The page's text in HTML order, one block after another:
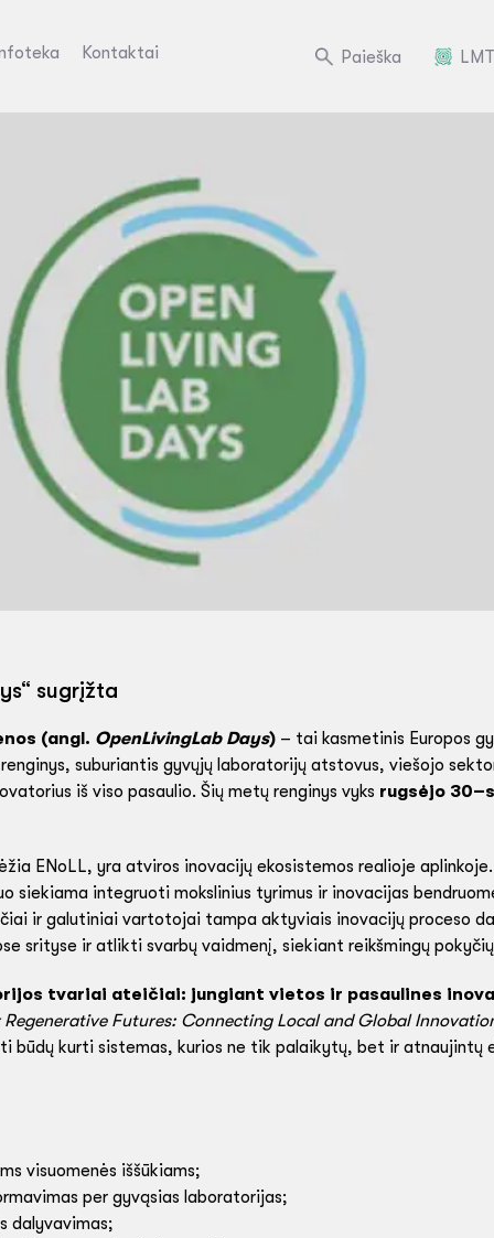
Kontaktai Paieška LMT
sugrįžta
(angl. OpenLivingLab Days) – tai kasmetinis Europos
suburiantis gyvųjų laboratorijų atstovus, viešojo
iš viso pasaulio. Šių metų renginys vyks rugsėjo
ENoLL, yra atviros inovacijų ekosistemos realioje
siekiama integruoti mokslinius tyrimus ir inovacijas
ir galutiniai vartotojai tampa aktyviais inovacijų proceso
srityse ir atlikti svarbų vaidmenį, siekiant reikšmingų
tvariai ateičiai: jungiant vietos ir pasaulines
Futures: Connecting Local and Global
būdų kurti sistemas, kurios ne tik palaikytų, bet ir atnaujintų
visuomenės iššūkiams;
per gyvąsias laboratorijas;
dalyvavimas;